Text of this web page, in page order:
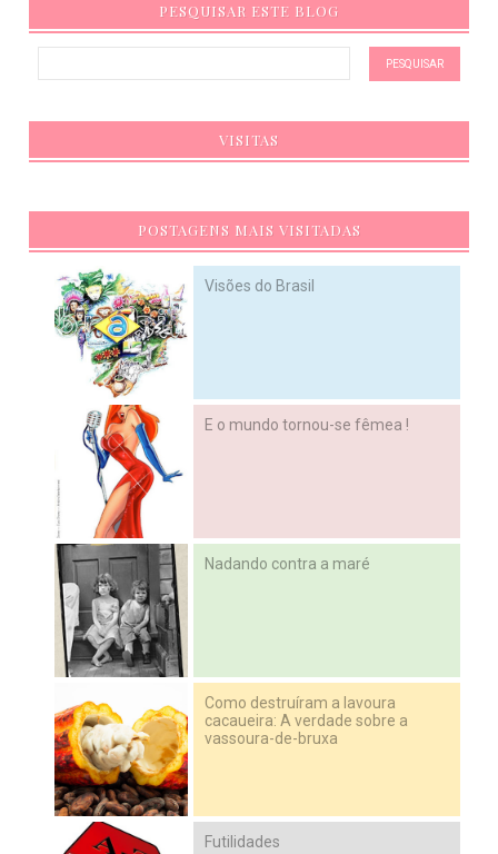
PESQUISAR ESTE BLOG
VISITAS
POSTAGENS MAIS VISITADAS
Visões do Brasil
E o mundo tornou-se fêmea !
Nadando contra a maré
Como destruíram a lavoura
cacaueira: A verdade sobre a
vassoura-de-bruxa
Futilidades